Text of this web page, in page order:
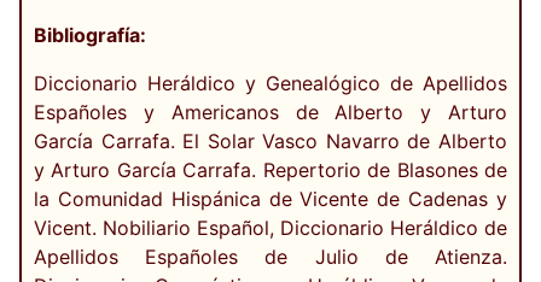
Bibliografía:
Diccionario Heráldico y Genealógico de Apellidos
Españoles y Americanos de Alberto y Arturo
García Carrafa. El Solar Vasco Navarro de Alberto
y Arturo García Carrafa. Repertorio de Blasones de
la Comunidad Hispánica de Vicente de Cadenas y
Vicent. Nobiliario Español, Diccionario Heráldico de
Apellidos Españoles de Julio de Atienza.